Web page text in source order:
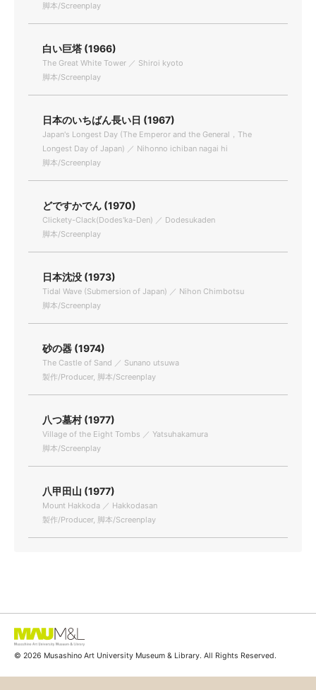
脚本/Screenplay
白い巨塔 (1966)
The Great White Tower ／ Shiroi kyoto
脚本/Screenplay
日本のいちばん長い日 (1967)
Japan's Longest Day (The Emperor and the General，The
Longest Day of Japan) ／ Nihonno ichiban nagai hi
脚本/Screenplay
どですかでん (1970)
Clickety-Clack(Dodes'ka-Den) ／ Dodesukaden
脚本/Screenplay
日本沈没 (1973)
Tidal Wave (Submersion of Japan) ／ Nihon Chimbotsu
脚本/Screenplay
砂の器 (1974)
The Castle of Sand ／ Sunano utsuwa
製作/Producer, 脚本/Screenplay
八つ墓村 (1977)
Village of the Eight Tombs ／ Yatsuhakamura
脚本/Screenplay
八甲田山 (1977)
Mount Hakkoda ／ Hakkodasan
製作/Producer, 脚本/Screenplay
© 2026 Musashino Art University Museum & Library. All Rights Reserved.